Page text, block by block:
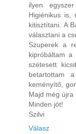
ilyen
Higiénikus is,
kitisztítani. A
választani a
Szuperek a
kipróbáltam
szétesett
betartottam
keményítő,
Majd még újra
Minden jót!
Szilvi
Válasz